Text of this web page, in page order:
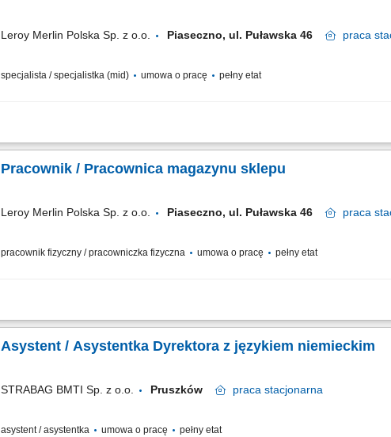
Leroy Merlin Polska Sp. z o.o. Piaseczno, ul. Puławska 46 praca
specjalista / specjalistka (mid) umowa o pracę pełny etat
Co będziesz robić? Twój start z Buddym: przez pierwsze 4 miesiące będziesz pracować
Pracownik / Pracownica magazynu sklepu
Leroy Merlin Polska Sp. z o.o. Piaseczno, ul. Puławska 46 praca
pracownik fizyczny / pracowniczka fizyczna umowa o pracę pełny etat
Co będziesz robić? Twój start z Buddym: przez pierwsze 4 miesiące będziesz zdobywać
Asystent / Asystentka Dyrektora z językiem niemieckim
STRABAG BMTI Sp. z o.o. Pruszków praca stacjonarna
asystent / asystentka umowa o pracę pełny etat